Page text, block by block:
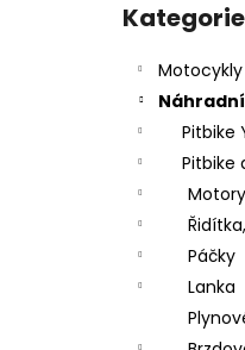
Přeskočit
kategorie
Kategorie
Motocykly
Pitbike
Pitbike
Páčky
Lanka